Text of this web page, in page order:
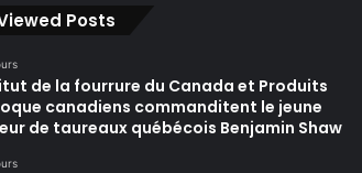
Posts
de la fourrure du Canada et Produits
canadiens commanditent le jeune
de taureaux québécois Benjamin Shaw